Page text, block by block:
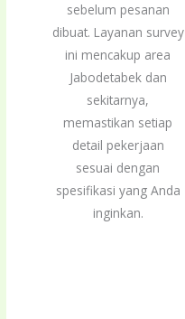
sebelum pesanan
dibuat. Layanan survey
ini mencakup area
Jabodetabek dan
sekitarnya,
memastikan setiap
detail pekerjaan
sesuai dengan
spesifikasi yang Anda
inginkan.